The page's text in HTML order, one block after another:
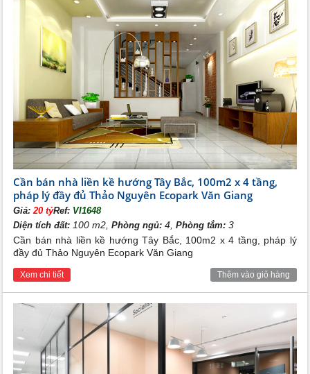
Cần bán nhà liền kề hướng Tây Bắc, 100m2 x 4 tầng,
pháp lý đầy đủ Thảo Nguyên Ecopark Văn Giang
Giá:20 tỷRef: VI1648
Diện tích đất: 100 m2,Phòng ngủ: 4,Phòng tắm: 3
Cần bán nhà liền kề hướng Tây Bắc, 100m2 x 4 tầng, pháp lý
đầy đủ Thảo Nguyên Ecopark Văn Giang
Xem chi tiết Thêm vào giỏ hàng